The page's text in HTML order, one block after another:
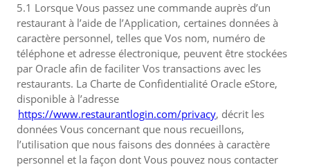
5.1 Lorsque Vous passez une commande auprès d’un
restaurant à l’aide de l’Application, certaines données à
caractère personnel, telles que Vos nom, numéro de
téléphone et adresse électronique, peuvent être stockées
par Oracle afin de faciliter Vos transactions avec les
restaurants. La Charte de Confidentialité Oracle eStore,
disponible à l’adresse
https://www.restaurantlogin.com/privacy, décrit les
données Vous concernant que nous recueillons,
l’utilisation que nous faisons des données à caractère
personnel et la façon dont Vous pouvez nous contacter